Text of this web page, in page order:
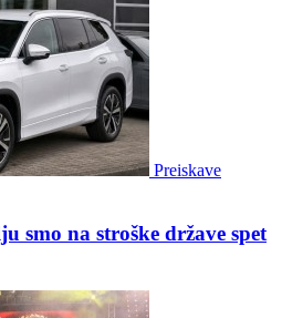
Preiskave
smo na stroške države spet